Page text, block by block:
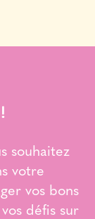
souhaitez
votre
vos bons
défis sur